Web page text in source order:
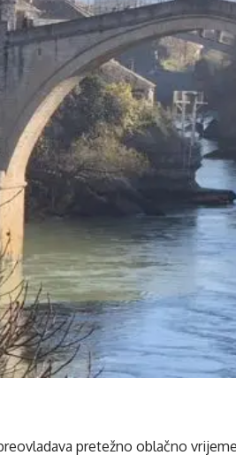
pretežno oblačno